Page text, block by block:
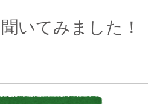
いてみました！